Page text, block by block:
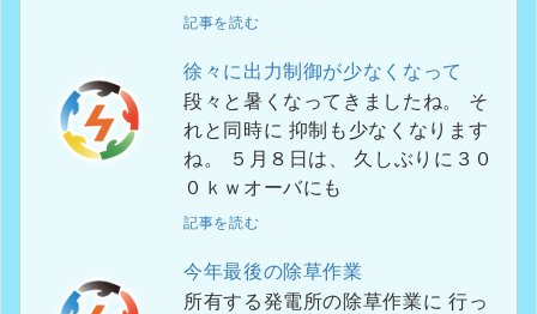
記事を読む
徐々に出力制御が少なくなって
段々と暑くなってきましたね。 そ
れと同時に 抑制も少なくなります
ね。 ５月８日は、 久しぶりに３０
０ｋｗオーバにも
記事を読む
今年最後の除草作業
所有する発電所の除草作業に 行っ